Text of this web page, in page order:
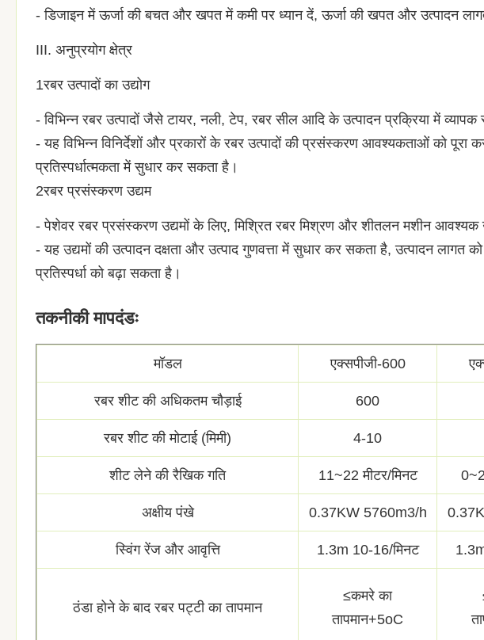
- डिजाइन में ऊर्जा की बचत और खपत में कमी पर ध्यान दें, ऊर्जा की खपत और उत्पादन
III. अनुप्रयोग क्षेत्र
1रबर उत्पादों का उद्योग
- विभिन्न रबर उत्पादों जैसे टायर, नली, टेप, रबर सील आदि के उत्पादन प्रक्रिया में
- यह विभिन्न विनिर्देशों और प्रकारों के रबर उत्पादों की प्रसंस्करण आवश्यकताओं को पूरा
प्रतिस्पर्धात्मकता में सुधार कर सकता है।
2रबर प्रसंस्करण उद्यम
- पेशेवर रबर प्रसंस्करण उद्यमों के लिए, मिश्रित रबर मिश्रण और शीतलन मशीन आवश्यक
- यह उद्यमों की उत्पादन दक्षता और उत्पाद गुणवत्ता में सुधार कर सकता है, उत्पादन लागत
प्रतिस्पर्धा को बढ़ा सकता है।
तकनीकी मापदंडः
मॉडल एक्सपीजी-600
रबर शीट की अधिकतम चौड़ाई 600
रबर शीट की मोटाई (मिमी) 4-10
शीट लेने की रैखिक गति 11~22 मीटर/मिनट
अक्षीय पंखे 0.37KW 5760m3/h
स्विंग रेंज और आवृत्ति 1.3m 10-16/मिनट
ठंडा होने के बाद रबर पट्टी का तापमान
≤कमरे का
तापमान+5oC